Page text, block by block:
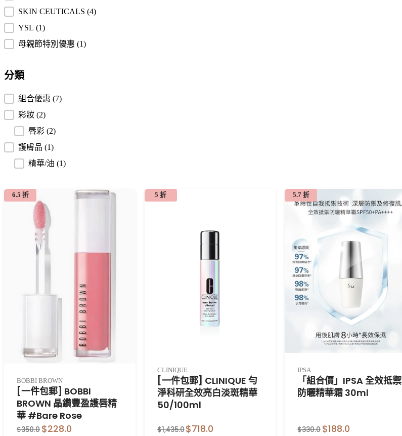
SKIN CEUTICALS (4)
YSL (1)
母親節特別優惠 (1)
分類
分類組合優惠 (7)
彩妝 (2)
唇彩 (2)
護膚品 (1)
精華/油 (1)
6.5 折
BOBBI BROWN
[一件包郵] BOBBI
BROWN 晶鑽豐盈護唇精
華 #Bare Rose
$350.0 $228.0
5 折
CLINIQUE
[一件包郵] CLINIQUE 勻
淨科研全效亮白淡斑精華
50/100ml
$1,435.0$718.0
5.7 折
IPSA
「組合價」IPSA 全效抵禦
防曬精華霜 30ml
$330.0 $188.0